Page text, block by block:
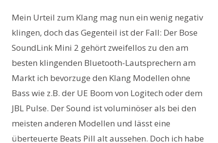
Mein Urteil zum Klang mag nun ein wenig negativ
klingen, doch das Gegenteil ist der Fall: Der Bose
SoundLink Mini 2 gehört zweifellos zu den am
besten klingenden Bluetooth-Lautsprechern am
Markt ich bevorzuge den Klang Modellen ohne
Bass wie z.B. der UE Boom von Logitech oder dem
JBL Pulse. Der Sound ist voluminöser als bei den
meisten anderen Modellen und lässt eine
überteuerte Beats Pill alt aussehen. Doch ich habe